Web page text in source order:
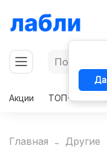
Акции
ТОП-50
Главная Другие